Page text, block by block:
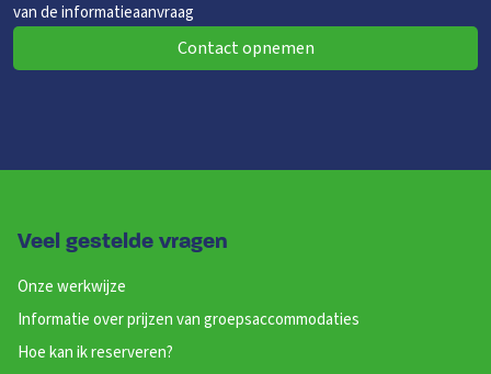
van de informatieaanvraag
Contact opnemen
Veel gestelde vragen
Onze werkwijze
Informatie over prijzen van groepsaccommodaties
Hoe kan ik reserveren?